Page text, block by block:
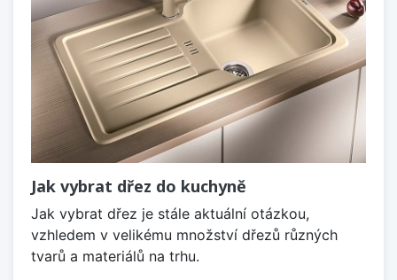
Jak vybrat dřez do kuchyně
Jak vybrat dřez je stále aktuální otázkou,
vzhledem v velikému množství dřezů různých
tvarů a materiálů na trhu.